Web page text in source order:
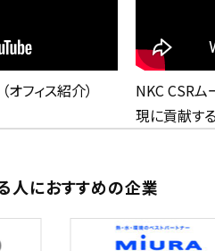
オフィス紹介）
NKC CSR
現に貢献す
人におすすめの企業